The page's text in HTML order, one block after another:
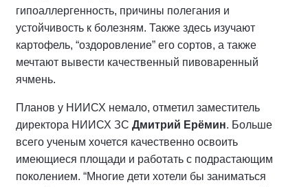
гипоаллергенность, причины полегания и
устойчивость к болезням. Также здесь изучают
картофель, “оздоровление” его сортов, а также
мечтают вывести качественный пивоваренный
ячмень.
Планов у НИИСХ немало, отметил заместитель
директора НИИСХ ЗС Дмитрий Ерёмин. Больше
всего ученым хочется качественно освоить
имеющиеся площади и работать с подрастающим
поколением. “Многие дети хотели бы заниматься